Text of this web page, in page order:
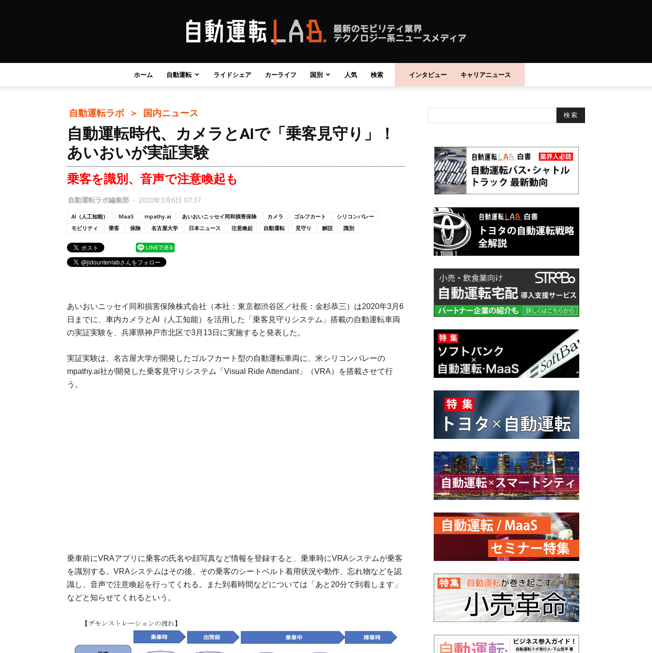
自
動
ホーム 自動運転 ライドシェア カーライフ 国別 人気 検索 インタビュー キャリアニュース
自動運転ラボ ＞ 国内ニュース
自動運転時代、カメラとAIで「乗客見守り」！
あいおいが実証実験
乗客を識別、音声で注意喚起も
自動運転ラボ編集部 - 2020年3月6日 07:37
AI（人工知能） MaaS mpathy.ai あいおいニッセイ同和損害保険 カメラ ゴルフカート
シリコンバレー
モビリティ
乗客 保険 名古屋大学 日本ニュース 注意喚起 自動運転 見守り 解説 識別
あいおいニッセイ同和損害保険株式会社（本社：東京都渋谷区／社長：金杉恭三）は2020年3月6
日までに、車内カメラとAI（人工知能）を活用した「乗客見守りシステム」搭載の自動運転車両
の実証実験を、兵庫県神戸市北区で3月13日に実施すると発表した。
実証実験は、名古屋大学が開発したゴルフカート型の自動運転車両に、米シリコンバレーの
mpathy.ai社が開発した乗客見守りシステム「Visual Ride Attendant」（VRA）を搭載させて行
う。
乗車前にVRAアプリに乗客の氏名や顔写真など情報を登録すると、乗車時にVRAシステムが乗客
を識別する。VRAシステムはその後、その乗客のシートベルト着用状況や動作、忘れ物などを認
識し、音声で注意喚起を行ってくれる。また到着時間などについては「あと20分で到着します」
などと知らせてくれるという。